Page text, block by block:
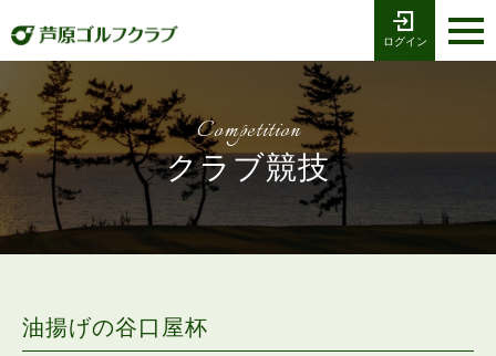
ログイン
お電話でのご予約
Tel 0776-79-1111
ホーム
海コース
湖コース
プレー予約
Competition
クラブ競技
油揚げの谷口屋杯